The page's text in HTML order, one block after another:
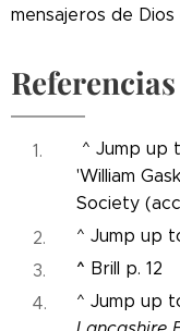
mensajeros de Dios
Referencias
^ Jump up
'William
Society
^ Jump up
^ Brill p. 12
^ Jump up